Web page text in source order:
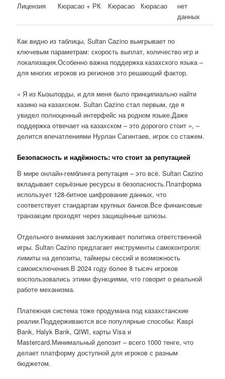
Лицензия
Кюрасао + РК Кюрасао Кюрасао
нет
данных
Как видно из таблицы, Sultan Cazino выигрывает по
ключевым параметрам: скорость выплат, количество игр и
локализация.Особенно важна поддержка казахского языка –
для многих игроков из регионов это решающий фактор.
« Я из Кызылорды, и для меня было принципиально найти
казино на казахском. Sultan Cazino стал первым, где я
увидел полноценный интерфейс на родном языке.Даже
поддержка отвечает на казахском – это дорогого стоит », –
делится впечатлениями Нурлан Сагинтаев, игрок со стажем.
Безопасность и надёжность: что стоит за репутацией
В мире онлайн-гемблинга репутация – это всё. Sultan Cazino
вкладывает серьёзные ресурсы в безопасность.Платформа
использует 128-битное шифрование данных, что
соответствует стандартам крупных банков.Все финансовые
транзакции проходят через защищённые шлюзы.
Отдельного внимания заслуживает политика ответственной
игры. Sultan Cazino предлагает инструменты самоконтроля:
лимиты на депозиты, таймеры сессий и возможность
самоисключения.В 2024 году более 8 тысяч игроков
воспользовались этими функциями, что говорит о реальной
работе механизма.
Платежная система тоже продумана под казахстанские
реалии.Поддерживаются все популярные способы: Kaspi
Bank, Halyk Bank, QIWI, карты Visa и
Mastercard.Минимальный депозит – всего 1000 тенге, что
делает платформу доступной для игроков с разным
бюджетом.